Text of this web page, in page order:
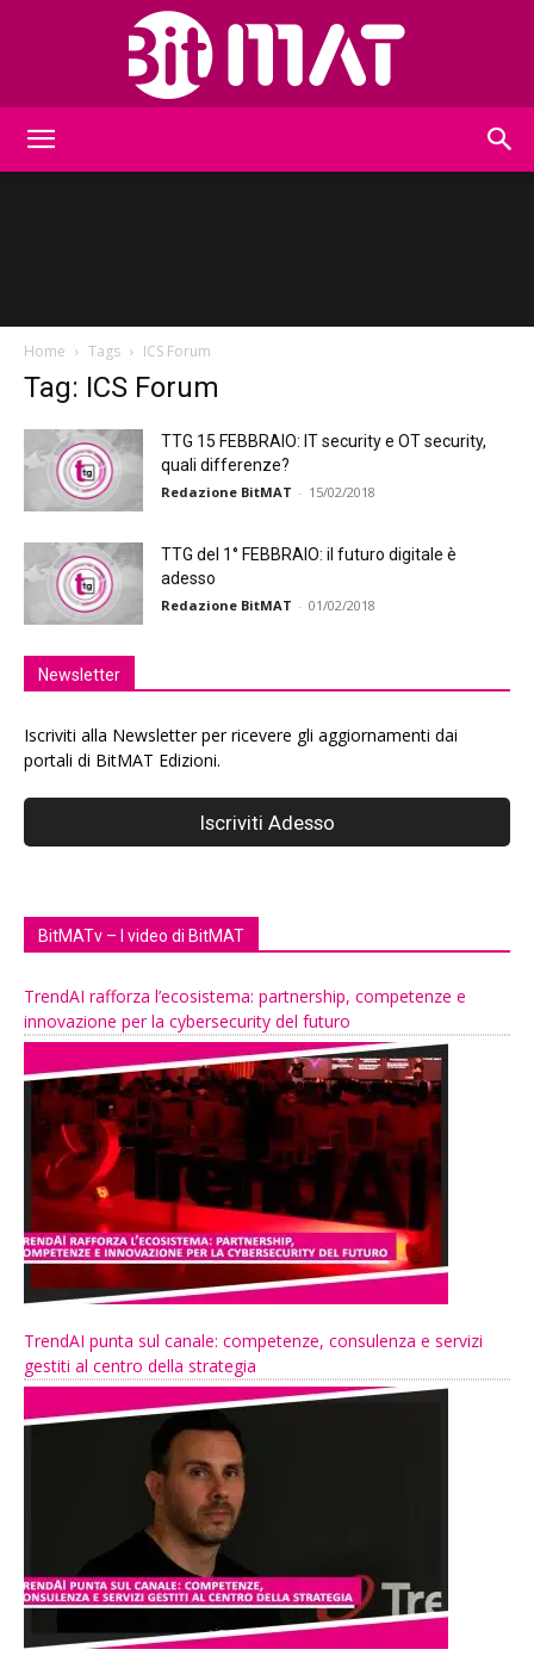
Home Tags ICS Forum
Tag: ICS Forum
TTG 15 FEBBRAIO: IT security e OT security,
quali differenze?
Redazione BitMAT - 15/02/2018
TTG del 1° FEBBRAIO: il futuro digitale è
adesso
Redazione BitMAT - 01/02/2018
Newsletter
Iscriviti alla Newsletter per ricevere gli aggiornamenti dai
portali di BitMAT Edizioni.
BitMATv – I video di BitMAT
TrendAI rafforza l’ecosistema: partnership, competenze e
innovazione per la cybersecurity del futuro
TrendAI punta sul canale: competenze, consulenza e servizi
gestiti al centro della strategia